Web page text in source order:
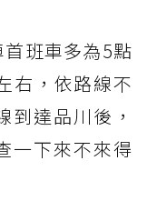
班車多為5點
右，依路線不
到達品川後，
一下來不來得